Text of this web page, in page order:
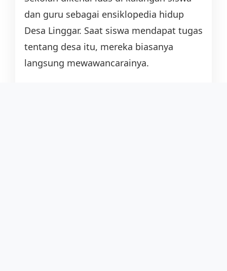
dan guru sebagai ensiklopedia hidup
Desa Linggar. Saat siswa mendapat tugas
tentang desa itu, mereka biasanya
langsung mewawancarainya.